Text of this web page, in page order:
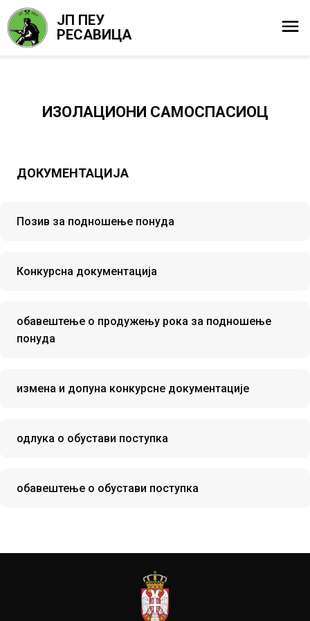
ЈП ПЕУ
РЕСАВИЦА
ИЗОЛАЦИОНИ САМОСПАСИОЦ
ДОКУМЕНТАЦИЈА
Позив за подношење понуда
Конкурсна документација
обавештење о продужењу рока за подношење
понуда
измена и допуна конкурсне документације
одлука о обустави поступка
обавештење о обустави поступка